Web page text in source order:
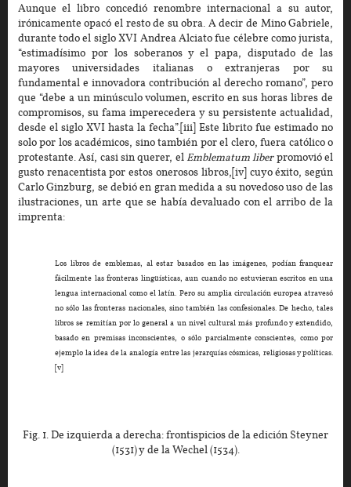
Aunque el libro concedió renombre internacional a su autor,
irónicamente opacó el resto de su obra. A decir de Mino Gabriele,
durante todo el siglo XVI Andrea Alciato fue célebre como jurista,
“estimadísimo por los soberanos y el papa, disputado de las
mayores universidades italianas o extranjeras por su
fundamental e innovadora contribución al derecho romano”, pero
que “debe a un minúsculo volumen, escrito en sus horas libres de
compromisos, su fama imperecedera y su persistente actualidad,
desde el siglo XVI hasta la fecha”.[iii] Este librito fue estimado no
solo por los académicos, sino también por el clero, fuera católico o
protestante. Así, casi sin querer, el Emblematum liberpromovió el
gusto renacentista por estos onerosos libros,[iv] cuyo éxito, según
Carlo Ginzburg, se debió en gran medida a su novedoso uso de las
ilustraciones, un arte que se había devaluado con el arribo de la
imprenta:
Los libros de emblemas, al estar basados en las imágenes, podían franquear
fácilmente las fronteras lingüísticas, aun cuando no estuvieran escritos en una
lengua internacional como el latín. Pero su amplia circulación europea atravesó
no sólo las fronteras nacionales, sino también las confesionales. De hecho, tales
libros se remitían por lo general a un nivel cultural más profundo y extendido,
basado en premisas inconscientes, o sólo parcialmente conscientes, como por
ejemplo la idea de la analogía entre las jerarquías cósmicas, religiosas y políticas.
[v]
Fig. 1. De izquierda a derecha: frontispicios de la edición Steyner
(1531) y de la Wechel (1534).